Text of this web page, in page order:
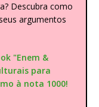
Descubra como
argumentos
"Enem &
para
à nota 1000!